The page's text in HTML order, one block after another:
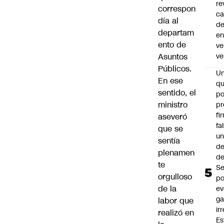
correspon
día al
departam
ento de
Asuntos
Públicos.
En ese
sentido, el
ministro
aseveró
que se
sentía
plenamen
te
orgulloso
de la
labor que
realizó en
en